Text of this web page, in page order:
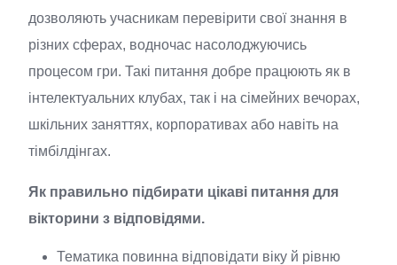
дозволяють учасникам перевірити свої знання в
різних сферах, водночас насолоджуючись
процесом гри. Такі питання добре працюють як в
інтелектуальних клубах, так і на сімейних вечорах,
шкільних заняттях, корпоративах або навіть на
тімбілдінгах.
Як правильно підбирати цікаві питання для
вікторини з відповідями.
Тематика повинна відповідати віку й рівню